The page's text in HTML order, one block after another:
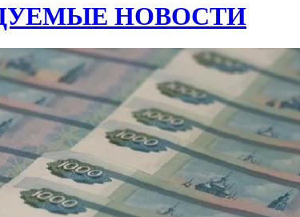
НОВОСТИ